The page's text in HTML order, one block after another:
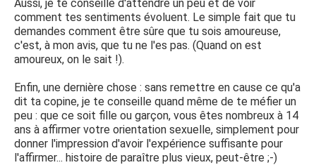
Aussi, je te conseille d'attendre un peu et de voir
comment tes sentiments évoluent. Le simple fait que tu
demandes comment être sûre que tu sois amoureuse,
c'est, à mon avis, que tu ne l'es pas. (Quand on est
amoureux, on le sait !).
Enfin, une dernière chose : sans remettre en cause ce qu'a
dit ta copine, je te conseille quand même de te méfier un
peu : que ce soit fille ou garçon, vous êtes nombreux à 14
ans à affirmer votre orientation sexuelle, simplement pour
donner l'impression d'avoir l'expérience suffisante pour
l'affirmer... histoire de paraître plus vieux, peut-être ;-)